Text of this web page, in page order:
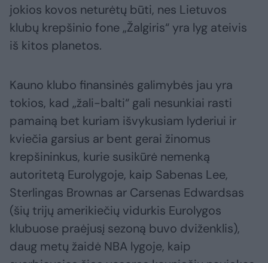
jokios kovos neturėtų būti, nes Lietuvos
klubų krepšinio fone „Žalgiris“ yra lyg ateivis
iš kitos planetos.
Kauno klubo finansinės galimybės jau yra
tokios, kad „žali-balti“ gali nesunkiai rasti
pamainą bet kuriam išvykusiam lyderiui ir
kviečia garsius ar bent gerai žinomus
krepšininkus, kurie susikūrė nemenką
autoritetą Eurolygoje, kaip Sabenas Lee,
Sterlingas Brownas ar Carsenas Edwardsas
(šių trijų amerikiečių vidurkis Eurolygos
klubuose praėjusį sezoną buvo dviženklis),
daug metų žaidė NBA lygoje, kaip